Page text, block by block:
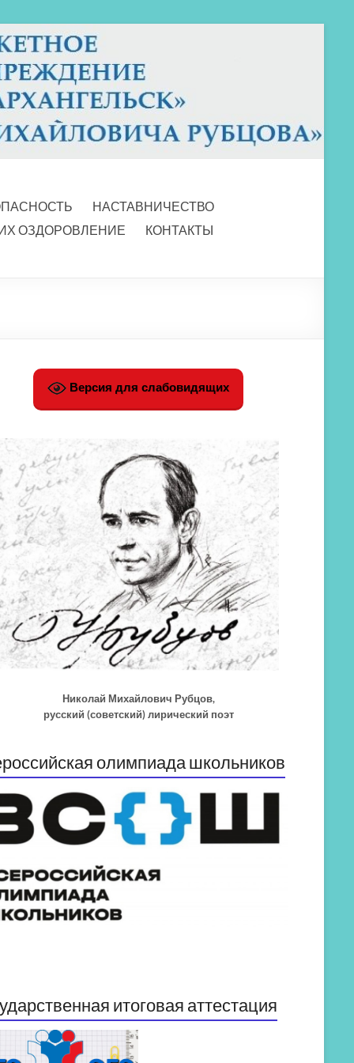
НАСТАВНИЧЕСТВО
ОЗДОРОВЛЕНИЕ
КОНТАКТЫ
Версия для слабовидящих
Николай Михайлович Рубцов,
русский (советский) лирический поэт
олимпиада школьников
итоговая аттестация